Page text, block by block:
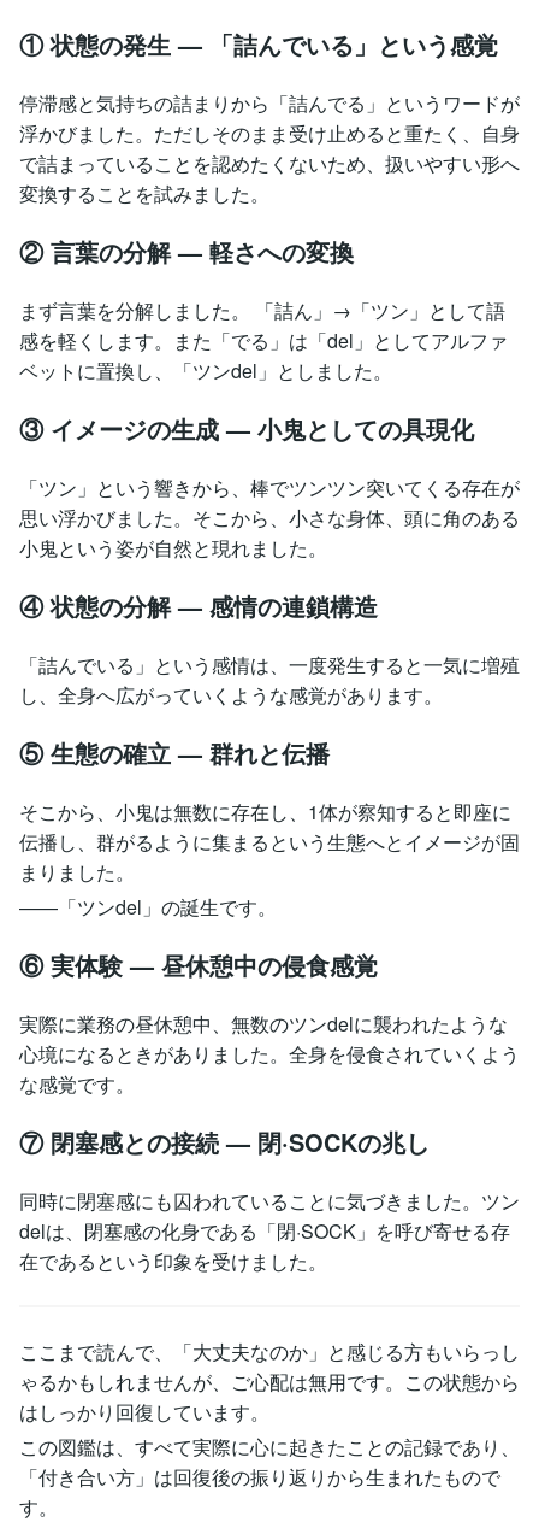
① 状態の発生 — 「詰んでいる」という感覚
停滞感と気持ちの詰まりから「詰んでる」というワードが
浮かびました。ただしそのまま受け止めると重たく、自身
で詰まっていることを認めたくないため、扱いやすい形へ
変換することを試みました。
② 言葉の分解 — 軽さへの変換
まず言葉を分解しました。 「詰ん」→「ツン」として語
感を軽くします。また「でる」は「del」としてアルファ
ベットに置換し、「ツンdel」としました。
③ イメージの生成 — 小鬼としての具現化
「ツン」という響きから、棒でツンツン突いてくる存在が
思い浮かびました。そこから、小さな身体、頭に角のある
小鬼という姿が自然と現れました。
④ 状態の分解 — 感情の連鎖構造
「詰んでいる」という感情は、一度発生すると一気に増殖
し、全身へ広がっていくような感覚があります。
⑤ 生態の確立 — 群れと伝播
そこから、小鬼は無数に存在し、1体が察知すると即座に
伝播し、群がるように集まるという生態へとイメージが固
まりました。
——「ツンdel」の誕生です。
⑥ 実体験 — 昼休憩中の侵食感覚
実際に業務の昼休憩中、無数のツンdelに襲われたような
心境になるときがありました。全身を侵食されていくよう
な感覚です。
⑦ 閉塞感との接続 — 閉·SOCKの兆し
同時に閉塞感にも囚われていることに気づきました。ツン
delは、閉塞感の化身である「閉·SOCK」を呼び寄せる存
在であるという印象を受けました。
ここまで読んで、「大丈夫なのか」と感じる方もいらっし
ゃるかもしれませんが、ご心配は無用です。この状態から
はしっかり回復しています。
この図鑑は、すべて実際に心に起きたことの記録であり、
「付き合い方」は回復後の振り返りから生まれたもので
す。